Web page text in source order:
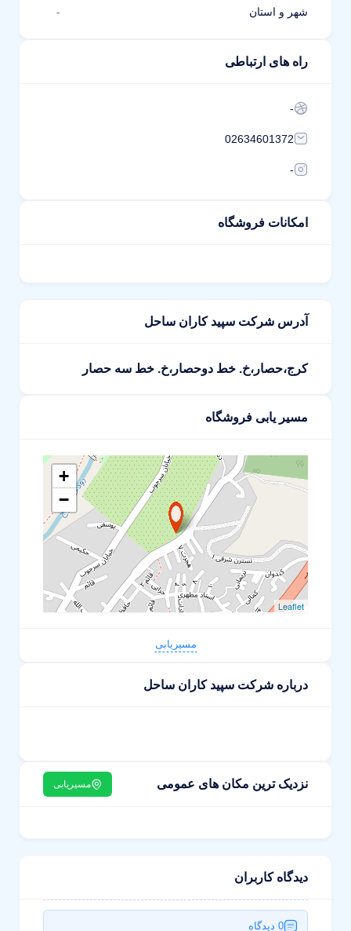
شهر و استان -
راه های ارتباطی
-
02634601372
-
امکانات فروشگاه
آدرس شرکت سپید کاران ساحل
کرج،حصار،خ. خط دوحصار،خ. خط سه حصار
مسیر یابی فروشگاه
+
−
Leaflet
مسیریابی
درباره شرکت سپید کاران ساحل
نزدیک ترین مکان های عمومی مسیریابی
دیدگاه کاربران
0 دیدگاه